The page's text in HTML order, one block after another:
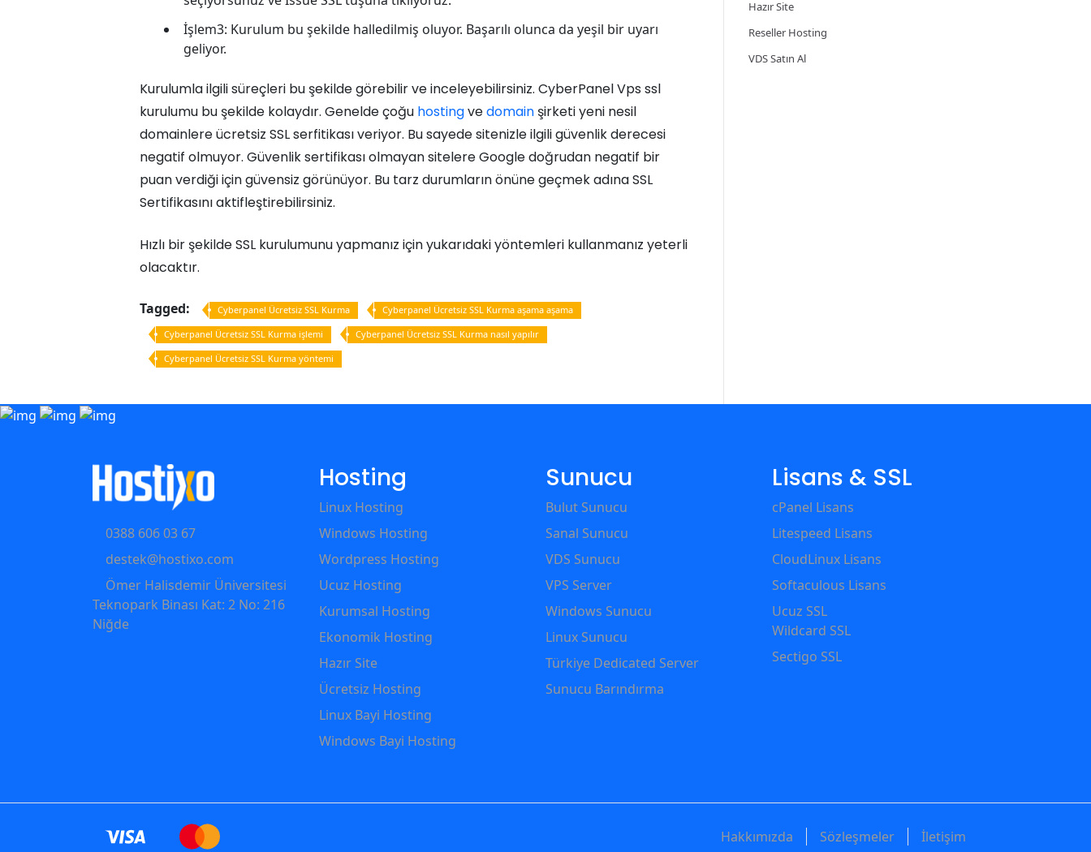
İşlem3: Kurulum bu şekilde halledilmiş oluyor. Başarılı olunca da yeşil bir uyarı
geliyor.
Kurulumla ilgili süreçleri bu şekilde görebilir ve inceleyebilirsiniz. CyberPanel Vps ssl
kurulumu bu şekilde kolaydır. Genelde çoğu hostingvedomain şirketi yeni nesil
domainlere ücretsiz SSL serfitikası veriyor. Bu sayede sitenizle ilgili güvenlik derecesi
negatif olmuyor. Güvenlik sertifikası olmayan sitelere Google doğrudan negatif bir
puan verdiği için güvensiz görünüyor. Bu tarz durumların önüne geçmek adına SSL
Sertifikasını aktifleştirebilirsiniz.
Hızlı bir şekilde SSL kurulumunu yapmanız için yukarıdaki yöntemleri kullanmanız yeterli
olacaktır.
Tagged: Cyberpanel Ücretsiz SSL Kurma
Cyberpanel Ücretsiz SSL Kurma aşama aşama
Cyberpanel Ücretsiz SSL Kurma işlemi
Cyberpanel Ücretsiz SSL Kurma nasıl yapılır
Cyberpanel Ücretsiz SSL Kurma yöntemi
Hazır Site
Reseller Hosting
VDS Satın Al
0388 606 03 67
destek@hostixo.com
Ömer Halisdemir Üniversitesi
Teknopark Binası Kat: 2 No: 216
Niğde
Hosting
Linux Hosting
Windows Hosting
Wordpress Hosting
Ucuz Hosting
Kurumsal Hosting
Ekonomik Hosting
Hazır Site
Ücretsiz Hosting
Linux Bayi Hosting
Windows Bayi Hosting
Sunucu
Bulut Sunucu
Sanal Sunucu
VDS Sunucu
VPS Server
Windows Sunucu
Linux Sunucu
Türkiye Dedicated Server
Sunucu Barındırma
Lisans & SSL
cPanel Lisans
Litespeed Lisans
CloudLinux Lisans
Softaculous Lisans
Ucuz SSL
Wildcard SSL
Sectigo SSL
Hakkımızda Sözleşmeler İletişim